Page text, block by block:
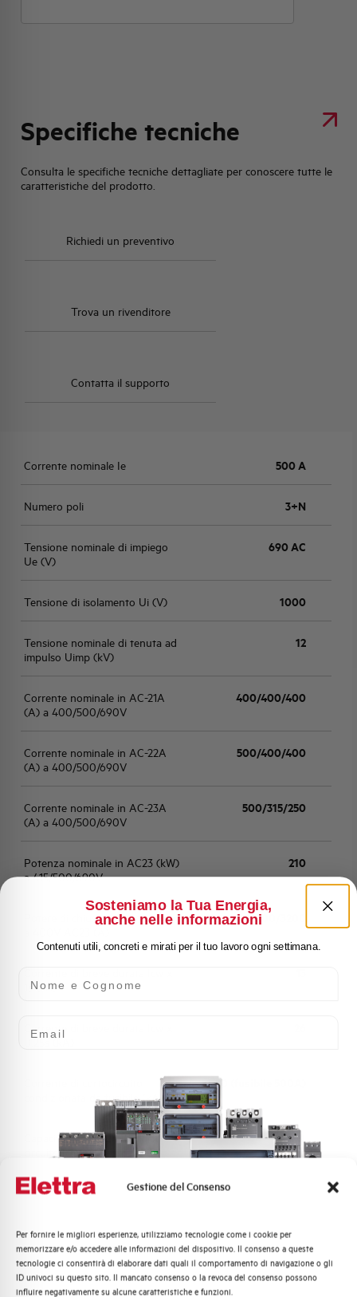
Gestione del Consenso
Per fornire le migliori esperienze, utilizziamo tecnologie come i cookie per
memorizzare e/o accedere alle informazioni del dispositivo. Il consenso a queste
tecnologie ci consentirà di elaborare dati quali il comportamento di navigazione o gli
ID univoci su questo sito. Il mancato consenso o la revoca del consenso possono
influire negativamente su alcune caratteristiche e funzioni.
Specifiche tecniche
Consulta le specifiche tecniche dettagliate per conoscere tutte le
caratteristiche del prodotto.
Richiedi un preventivo
Trova un rivenditore
Contatta il supporto
Corrente nominale Ie 500 A
Numero poli 3+N
Tensione nominale di impiego
Ue (V)
690 AC
Tensione di isolamento Ui (V) 1000
Tensione nominale di tenuta ad
impulso Uimp (kV)
12
Corrente nominale in AC-21A
(A) a 400/500/690V
400/400/400
Corrente nominale in AC-22A
(A) a 400/500/690V
500/400/400
Corrente nominale in AC-23A
(A) a 400/500/690V
500/315/250
Potenza nominale in AC23 (kW)
a 415/500/690V
210
Potere di chiusura/interruzione
4000/3200
1s (kA)
Corrente di breve durata Icw x
0,25s (kA)
condizionata da fusibile (kA)
50 (fusibile 500A)
Capacità di chiusura in corto
circuito Icm
26 kA
Potenza dissipata
Vita meccanica 8000 manovre
Vita elettrica a In 1.500
Sosteniamo la Tua Energia,
anche nelle informazioni
Contenuti utili, concreti e mirati per il tuo lavoro ogni settimana.
Quali argomenti ti interessano di più?
Distribuzione di Energia
Automazione Industriale